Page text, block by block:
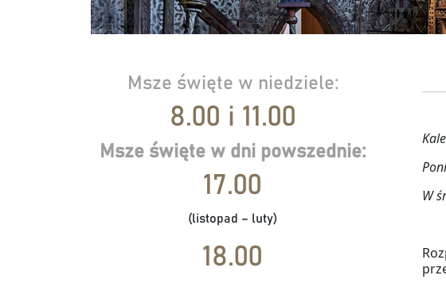
Msze święte w niedziele:
8.00 i 11.00
Msze święte w dni powszednie:
17.00
(listopad – luty)
18.00
W